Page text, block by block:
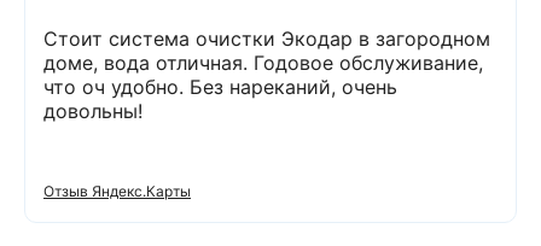
Стоит система очистки Экодар в загородном
доме, вода отличная. Годовое обслуживание,
что оч удобно. Без нареканий, очень
довольны!
Отзыв Яндекс.Карты